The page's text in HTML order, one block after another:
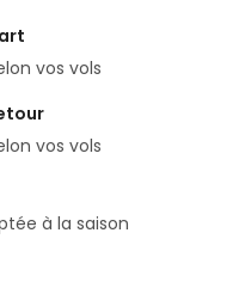
vos vols
vos vols
à la saison